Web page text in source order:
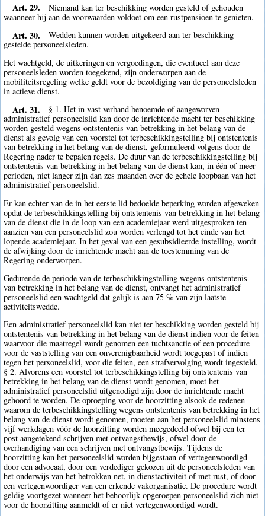
Art. 29.
Niemand kan ter beschikking worden gesteld of gehouden
waanneer hij aan de voorwaarden voldoet om een rustpensioen te genieten.
Art. 30.
Wedden kunnen worden uitgekeerd aan ter beschikking
gestelde personeelsleden.
Het wachtgeld, de uitkeringen en vergoedingen, die eventueel aan deze
personeelsleden worden toegekend, zijn onderworpen aan de
mobiliteitsregeling welke geldt voor de bezoldiging van de personeelsleden
in actieve dienst.
Art. 31.
§ 1. Het in vast verband benoemde of aangeworven
administratief personeelslid kan door de inrichtende macht ter beschikking
worden gesteld wegens ontstentenis van betrekking in het belang van de
dienst als gevolg van een voorstel tot terbeschikkingstelling bij ontstentenis
van betrekking in het belang van de dienst, geformuleerd volgens door de
Regering nader te bepalen regels. De duur van de terbeschikkingstelling bij
ontstentenis van betrekking in het belang van de dienst kan, in één of meer
perioden, niet langer zijn dan zes maanden over de gehele loopbaan van het
administratief personeelslid.
Er kan echter van de in het eerste lid bedoelde beperking worden afgeweken
opdat de terbeschikkingstelling bij ontstentenis van betrekking in het belang
van de dienst die in de loop van een academiejaar werd uitgesproken ten
aanzien van een personeelslid zou worden verlengd tot het einde van het
lopende academiejaar. In het geval van een gesubsidieerde instelling, wordt
de afwijking door de inrichtende macht aan de toestemming van de
Regering onderworpen.
Gedurende de periode van de terbeschikkingstelling wegens ontstentenis
van betrekking in het belang van de dienst, ontvangt het administratief
personeelslid een wachtgeld dat gelijk is aan 75 % van zijn laatste
activiteitswedde.
Een administratief personeelslid kan niet ter beschikking worden gesteld bij
ontstentenis van betrekking in het belang van de dienst indien voor de feiten
waarvoor die maatregel wordt genomen een tuchtsanctie of een procedure
voor de vaststelling van een onverenigbaarheid wordt toegepast of indien
tegen het personeelslid, voor die feiten, een strafvervolging wordt ingesteld.
§ 2. Alvorens een voorstel tot terbeschikkingstelling bij ontstentenis van
betrekking in het belang van de dienst wordt genomen, moet het
administratief personeelslid uitgenodigd zijn door de inrichtende macht
gehoord te worden. De oproeping voor de hoorzitting alsook de redenen
waarom de terbeschikkingstelling wegens ontstentenis van betrekking in het
belang van de dienst wordt genomen, moeten aan het personeelslid minstens
vijf werkdagen vóór de hoorzitting worden meegedeeld ofwel bij een ter
post aangetekend schrijven met ontvangstbewijs, ofwel door de
overhandiging van een schrijven met ontvangstbewijs. Tijdens de
hoorzitting kan het personeelslid worden bijgestaan of vertegenwoordigd
door een advocaat, door een verdediger gekozen uit de personeelsleden van
het onderwijs van het betrokken net, in dienstactiviteit of met rust, of door
een vertegenwoordiger van een erkende vakorganisatie. De procedure wordt
geldig voortgezet wanneer het behoorlijk opgeroepen personeelslid zich niet
voor de hoorzitting aanmeldt of er niet vertegenwoordigd wordt.